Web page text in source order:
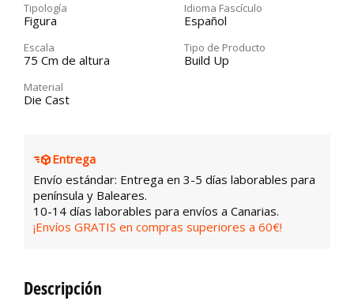
Tipología
Figura
Idioma Fascículo
Español
Escala
75 Cm de altura
Tipo de Producto
Build Up
Material
Die Cast
Entrega
Envío estándar: Entrega en 3-5 días laborables para
península y Baleares.
10-14 días laborables para envíos a Canarias.
¡Envíos GRATIS en compras superiores a 60€!
Descripción